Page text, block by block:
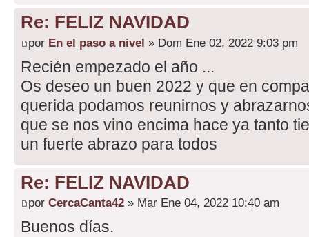
Re: FELIZ NAVIDAD
por En el paso a nivel » Dom Ene 02, 2022 9:03 pm
Recién empezado el año ...
Os deseo un buen 2022 y que en
querida podamos reunirnos y
que se nos vino encima hace ya tanto
un fuerte abrazo para todos
Re: FELIZ NAVIDAD
por CercaCanta42 » Mar Ene 04, 2022 10:40 am
Buenos días.